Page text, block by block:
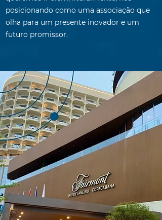
posicionando como uma associação que
olha para um presente inovador e um
futuro promissor.